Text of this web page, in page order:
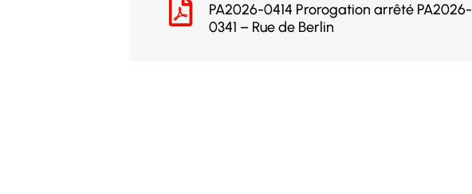
PA2026-0414 Prorogation arrêté PA2026-
0341 – Rue de Berlin